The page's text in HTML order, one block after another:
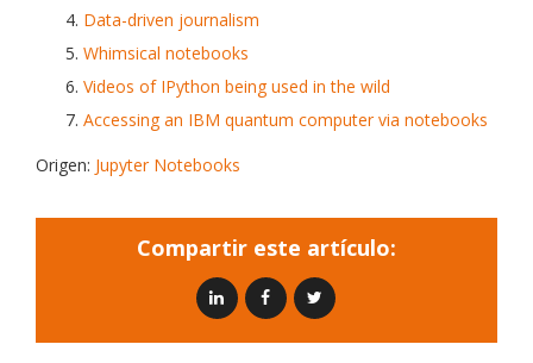
Data-driven journalism
Whimsical notebooks
Videos of IPython being used in the wild
Accessing an IBM quantum computer via notebooks
Origen: Jupyter Notebooks
Compartir este artículo: